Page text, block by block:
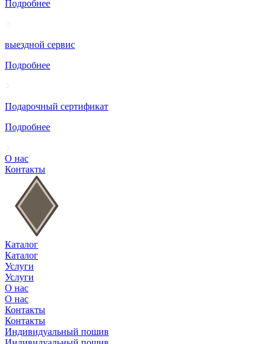
Подробнее
выездной сервис
Подробнее
Подарочный сертификат
Подробнее
О нас
Контакты
Каталог
Каталог
Услуги
Услуги
О нас
О нас
Контакты
Контакты
Индивидуальный пошив